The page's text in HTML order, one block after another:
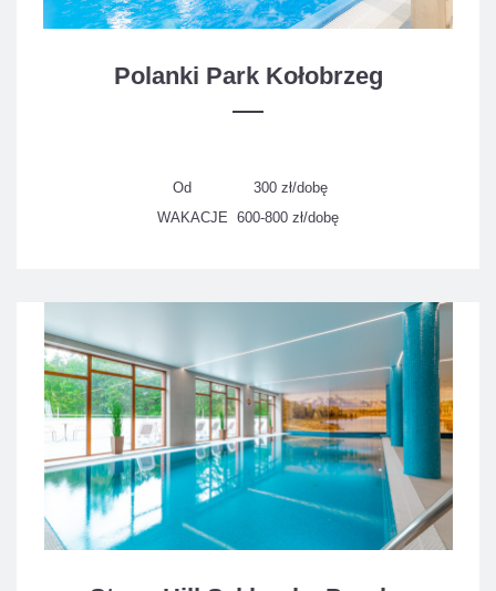
Polanki Park Kołobrzeg
Od 300 zł/dobę
WAKACJE 600-800 zł/dobę